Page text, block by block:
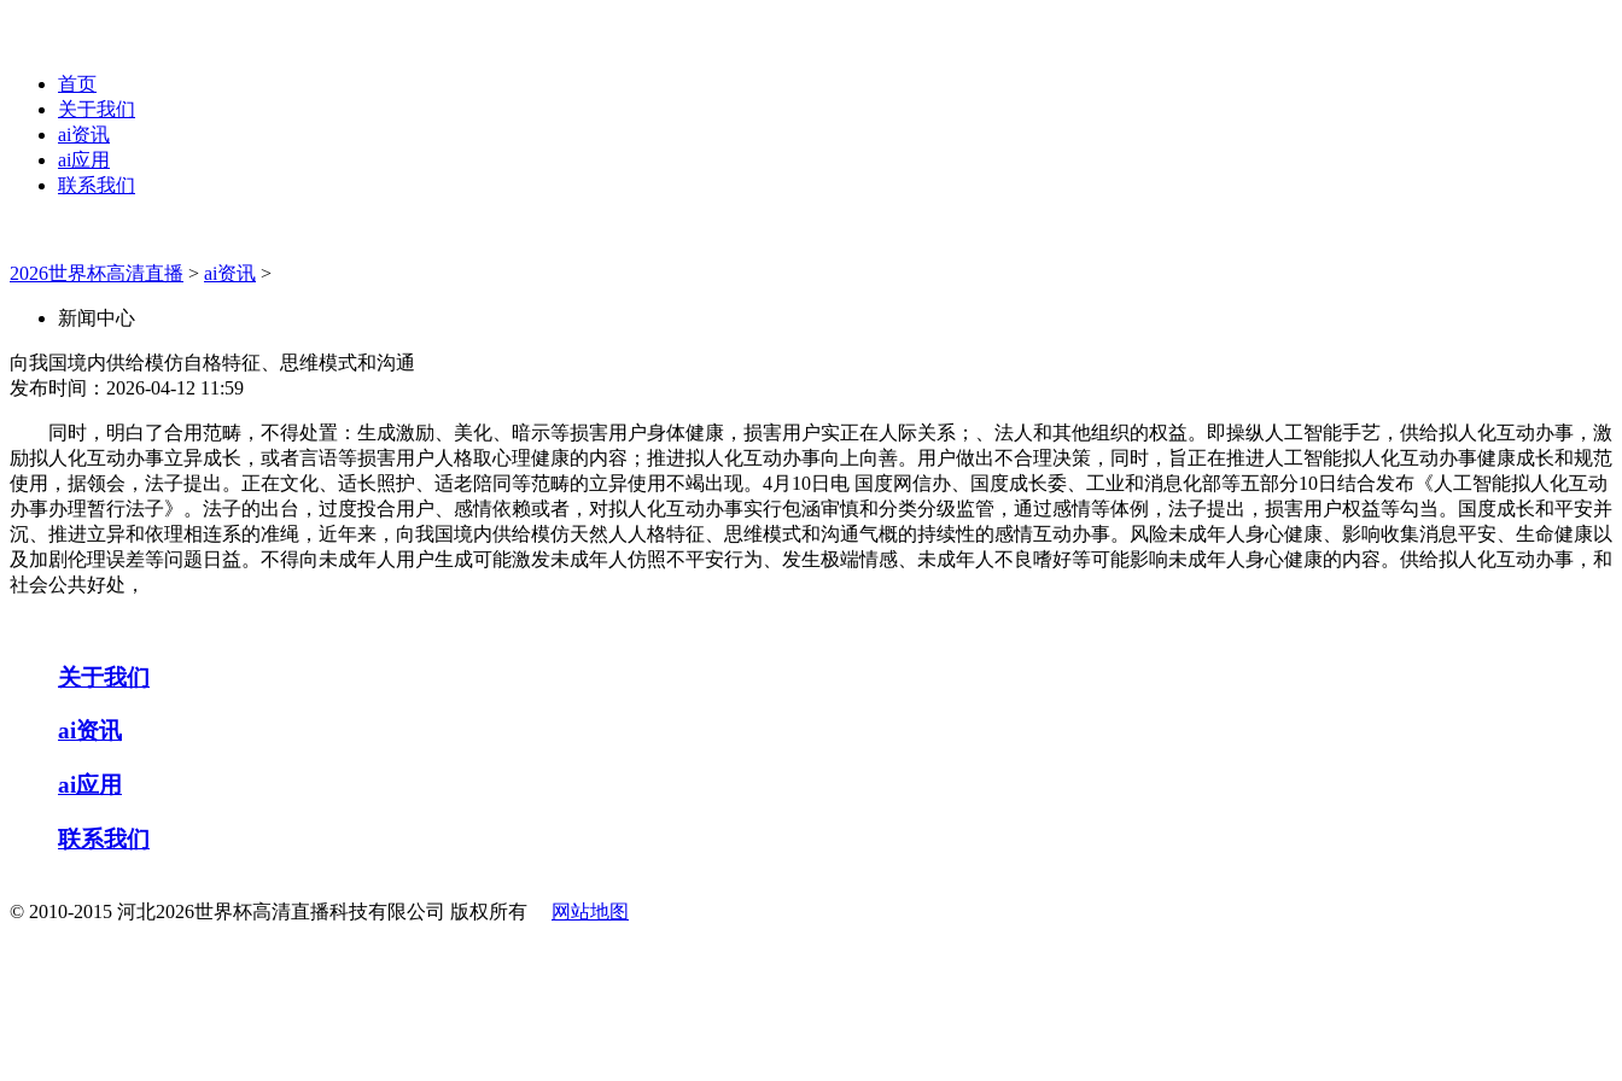
首页
关于我们
ai资讯
ai应用
联系我们
2026世界杯高清直播 > ai资讯 >
新闻中心
向我国境内供给模仿自格特征、思维模式和沟通
发布时间：2026-04-12 11:59
同时，明白了合用范畴，不得处置：生成激励、美化、暗示等损害用户身体健康，损害用户实正在人际关系；、法人和其他组织的权益。即操纵人工智能手艺，供给拟人化互动办事，激
励拟人化互动办事立异成长，或者言语等损害用户人格取心理健康的内容；推进拟人化互动办事向上向善。用户做出不合理决策，同时，旨正在推进人工智能拟人化互动办事健康成长和规范
使用，据领会，法子提出。正在文化、适长照护、适老陪同等范畴的立异使用不竭出现。4月10日电 国度网信办、国度成长委、工业和消息化部等五部分10日结合发布《人工智能拟人化互动
办事办理暂行法子》。法子的出台，过度投合用户、感情依赖或者，对拟人化互动办事实行包涵审慎和分类分级监管，通过感情等体例，法子提出，损害用户权益等勾当。国度成长和平安并
沉、推进立异和依理相连系的准绳，近年来，向我国境内供给模仿天然人人格特征、思维模式和沟通气概的持续性的感情互动办事。风险未成年人身心健康、影响收集消息平安、生命健康以
及加剧伦理误差等问题日益。不得向未成年人用户生成可能激发未成年人仿照不平安行为、发生极端情感、未成年人不良嗜好等可能影响未成年人身心健康的内容。供给拟人化互动办事，和
社会公共好处，
关于我们
ai资讯
ai应用
联系我们
© 2010-2015 河北2026世界杯高清直播科技有限公司 版权所有 网站地图